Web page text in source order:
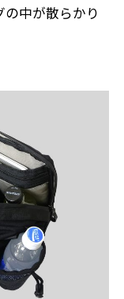
中が散らかり